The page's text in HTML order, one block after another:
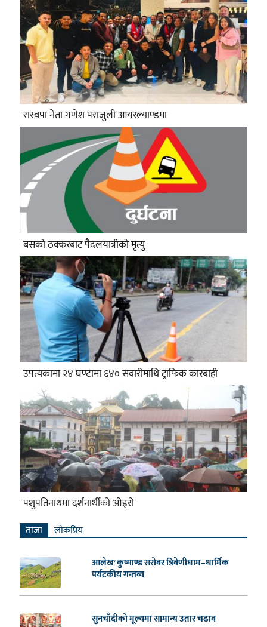
रास्वपा नेता गणेश पराजुली आयरल्याण्डमा
बसको ठक्करबाट पैदलयात्रीको मृत्यु
उपत्यकामा २४ घण्टामा ६४० सवारीमाथि ट्राफिक कारबाही
पशुपतिनाथमा दर्शनार्थीको ओइरो
ताजा लाेकप्रिय
आलेखः कुष्माण्ड सरोवर त्रिवेणीधाम–धार्मिक
पर्यटकीय गन्तव्य
सुनचाँदीको मूल्यमा सामान्य उतार चढाव